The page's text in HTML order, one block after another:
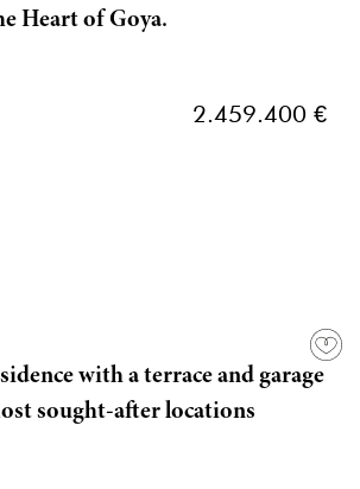
Heart of Goya.
2.459.400 €
with a terrace and garage
sought-after locations